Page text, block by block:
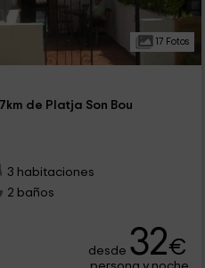
17 Fotos
de Platja Son Bou
3 habitaciones
2 baños
desde 32€